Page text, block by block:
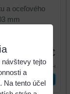
a oceľového
mm
31,78 €
39,08 € s DPH
do košíka
tejto
a
Na tento účel